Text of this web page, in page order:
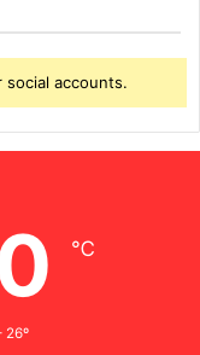
accounts.
℃
26º